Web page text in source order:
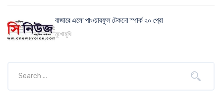
বাজারে এলো পাওয়ারফুল টেকনো স্পার্ক ২০ প্রো
মুখোমুখি